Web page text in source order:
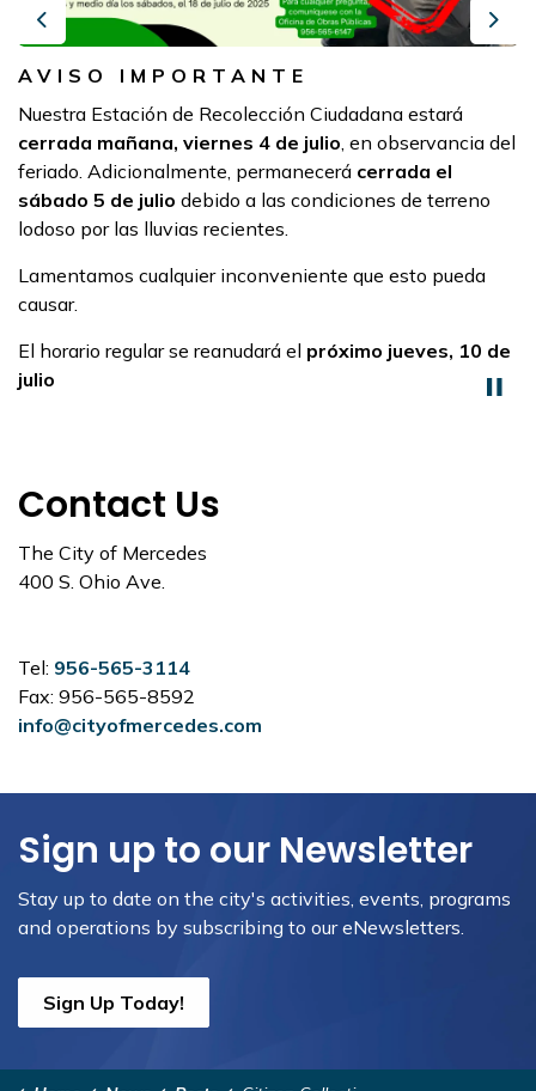
Previous
AVISO IMPORTANTE
Nuestra Estación de Recolección Ciudadana estará
cerrada mañana, viernes 4 de julio, en observancia del
feriado. Adicionalmente, permanecerá cerrada el
sábado 5 de julio debido a las condiciones de terreno
lodoso por las lluvias recientes.
Lamentamos cualquier inconveniente que esto pueda
causar.
El horario regular se reanudará el próximo jueves, 10 de
julio
Next
Contact Us
The City of Mercedes
400 S. Ohio Ave.
Tel: 956-565-3114
Fax: 956-565-8592
info@cityofmercedes.com
Sign up to our Newsletter
Stay up to date on the city's activities, events, programs
and operations by subscribing to our eNewsletters.
Sign Up Today!